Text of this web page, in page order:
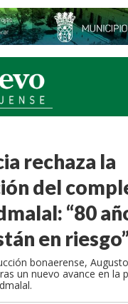
rechaza la
del
“80
en riesgo”
bonaerense,
un nuevo avance en la